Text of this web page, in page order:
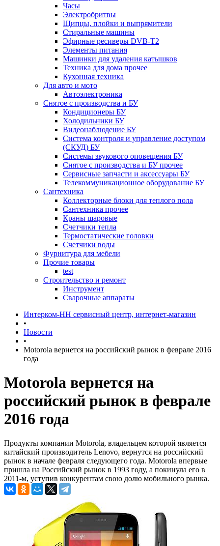
Часы
Электробритвы
Щипцы, плойки и выпрямители
Стиральные машины
Эфирные ресиверы DVB-T2
Элементы питания
Машинки для удаления катышков
Техника для дома прочее
Кухонная техника
Для авто и мото
Автоэлектроника
Снятое с производства и БУ
Кондиционеры БУ
Холодильники БУ
Видеонаблюдение БУ
Система контроля и управление доступом
(СКУД) БУ
Системы звукового оповещения БУ
Снятое с производства и БУ прочее
Сервисные запчасти и аксессуары БУ
Телекоммуникационное оборудование БУ
Сантехника
Коллекторные блоки для теплого пола
Сантехника прочее
Краны шаровые
Счетчики тепла
Термоcтатические головки
Счетчики воды
Фурнитура для мебели
Прочие товары
test
Строительство и ремонт
Инструмент
Сварочные аппараты
Интерком-НН сервисный центр, интернет-магазин
•
Новости
•
Motorola вернется на российский рынок в феврале 2016
года
Motorola вернется на
российский рынок в феврале
2016 года
Продукты компании Motorola, владельцем которой является
китайский производитель Lenovo, вернутся на российский
рынок в начале февраля следующего года. Motorola впервые
пришла на Российский рынок в 1993 году, а покинула его в
2011-м, уступив конкурентам свою долю мобильного рынка.